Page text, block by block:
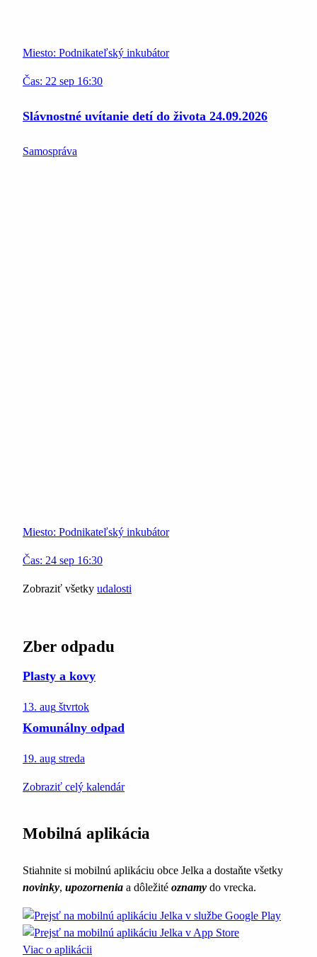
Miesto: Podnikateľský inkubátor
Čas: 22 sep 16:30
Slávnostné uvítanie detí do života 24.09.2026
Samospráva
Miesto: Podnikateľský inkubátor
Čas: 24 sep 16:30
Zobraziť všetky udalosti
Zber odpadu
Plasty a kovy
13. aug štvrtok
Komunálny odpad
19. aug streda
Zobraziť celý kalendár
Mobilná aplikácia
Stiahnite si mobilnú aplikáciu obce Jelka a dostaňte všetky
novinky, upozornenia a dôležité oznamy do vrecka.
Viac o aplikácii